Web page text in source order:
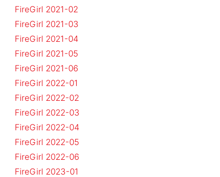
FireGirl 2021-02
FireGirl 2021-03
FireGirl 2021-04
FireGirl 2021-05
FireGirl 2021-06
FireGirl 2022-01
FireGirl 2022-02
FireGirl 2022-03
FireGirl 2022-04
FireGirl 2022-05
FireGirl 2022-06
FireGirl 2023-01